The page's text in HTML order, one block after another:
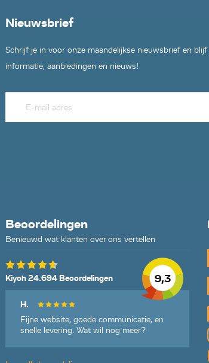
Nieuwsbrief
Schrijf je in voor onze maandelijkse nieuwsbrief en
informatie, aanbiedingen en nieuws!
Beoordelingen
Benieuwd wat klanten over ons vertellen
9,3
Kiyoh 24.694 Beoordelingen
H.
Fijne website, goede communicatie, en
snelle levering. Wat wil nog meer?